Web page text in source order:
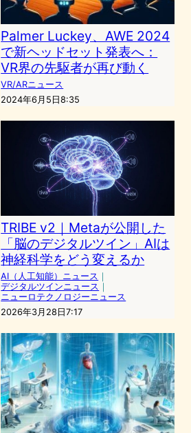
Palmer Luckey、AWE 2024
で新ヘッドセット発表へ：
VR界の先駆者が再び動く
VR/ARニュース
2024年6月5日8:35
TRIBE v2｜Metaが公開した
「脳のデジタルツイン」AIは
神経科学をどう変えるか
AI（人工知能）ニュース ｜
デジタルツインニュース ｜
ニューロテクノロジーニュース
2026年3月28日7:17